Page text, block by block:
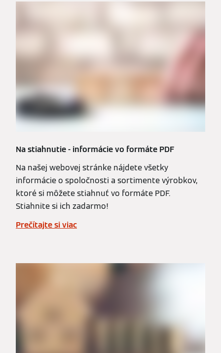
Na stiahnutie - informácie vo formáte PDF
Na našej webovej stránke nájdete všetky
informácie o spoločnosti a sortimente výrobkov,
ktoré si môžete stiahnuť vo formáte PDF.
Stiahnite si ich zadarmo!
Prečítajte si viac